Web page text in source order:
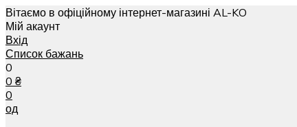
Вітаємо в офіційному інтернет-магазині AL-KO
Мій акаунт
Вхід
Список бажань
0
0 ₴
0
од